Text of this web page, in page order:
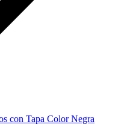
con Tapa Color Negra